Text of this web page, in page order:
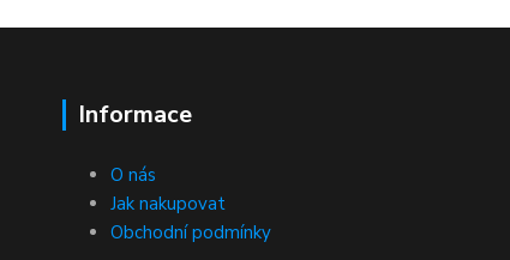
Informace
O nás
Jak nakupovat
Obchodní podmínky